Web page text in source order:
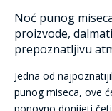
Noć punog
proizvode,
prepoznatljivu
Jedna od
punog miseca, ove